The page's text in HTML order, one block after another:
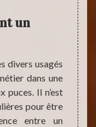
un
divers usagés
dans une
puces. Il n’est
pour être
entre un
À